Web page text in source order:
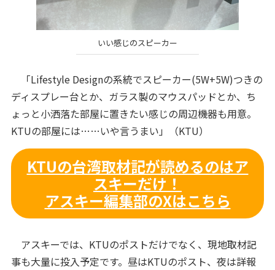
いい感じのスピーカー
「Lifestyle Designの系統でスピーカー(5W+5W)つきの
ディスプレー台とか、ガラス製のマウスパッドとか、ち
ょっと小洒落た部屋に置きたい感じの周辺機器も用意。
KTUの部屋には……いや言うまい」（KTU）
KTUの台湾取材記が読めるのはア
スキーだけ！
アスキー編集部のXはこちら
アスキーでは、KTUのポストだけでなく、現地取材記
事も大量に投入予定です。昼はKTUのポスト、夜は詳報